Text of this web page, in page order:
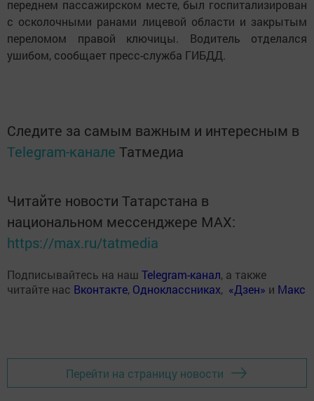
переднем пассажирском месте, был госпитализирован
с осколочными ранами лицевой области и закрытым
переломом правой ключицы. Водитель отделался
ушибом, сообщает пресс-служба ГИБДД.
Следите за самым важным и интересным в
Telegram-канале Татмедиа
Читайте новости Татарстана в
национальном мессенджере MАХ:
https://max.ru/tatmedia
Подписывайтесь на наш Telegram-канал, а также
читайте нас Вконтакте, Одноклассниках, «Дзен» и Макс
Перейти на страницу новости